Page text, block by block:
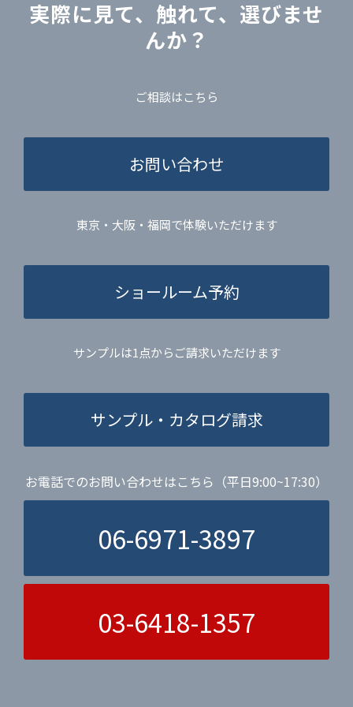
実際に見て、触れて、選びませ
んか？
ご相談はこちら
お問い合わせ
東京・大阪・福岡で体験いただけます
ショールーム予約
サンプルは1点からご請求いただけます
サンプル・カタログ請求
お電話でのお問い合わせはこちら（平日9:00~17:30）
06-6971-3897
03-6418-1357